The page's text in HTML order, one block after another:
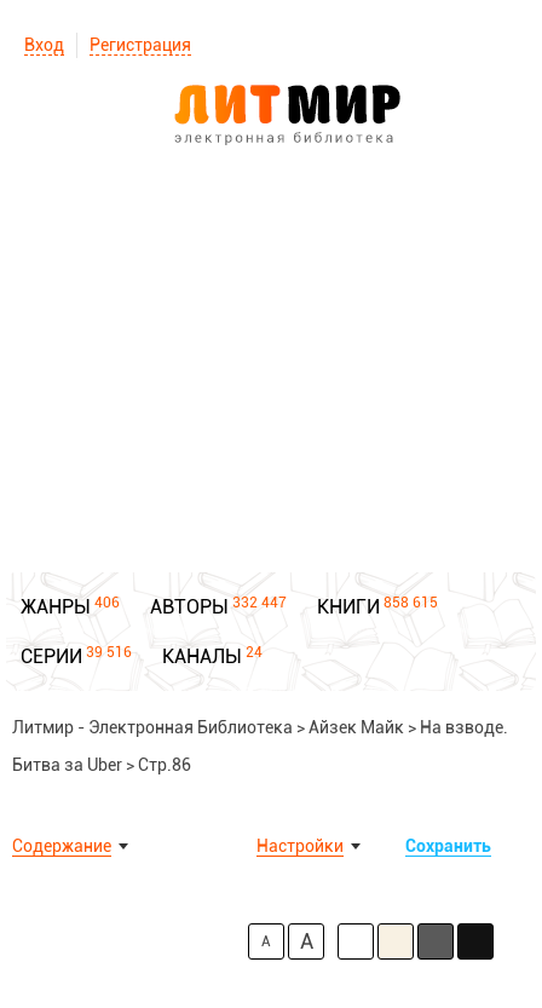
Вход Регистрация
ЖАНРЫ 406 АВТОРЫ 332 447 КНИГИ 858 615
СЕРИИ 39 516 КАНАЛЫ 24
Литмир - Электронная Библиотека >Айзек Майк > На взводе.
Битва за Uber >Стр.86
Содержание Сохранить
Настройки
A A